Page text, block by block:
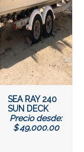
SEA RAY 240
SUN DECK
Precio desde:
$49,000.00